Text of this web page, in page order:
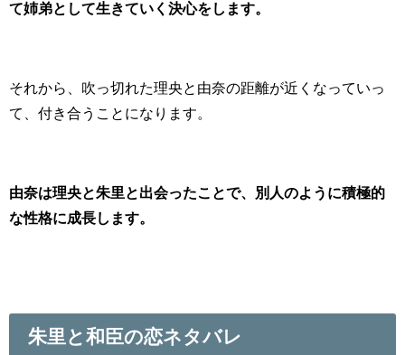
て姉弟として生きていく決心をします。
それから、吹っ切れた理央と由奈の距離が近くなっていっ
て、付き合うことになります。
由奈は理央と朱里と出会ったことで、別人のように積極的
な性格に成長します。
朱里と和臣の恋ネタバレ